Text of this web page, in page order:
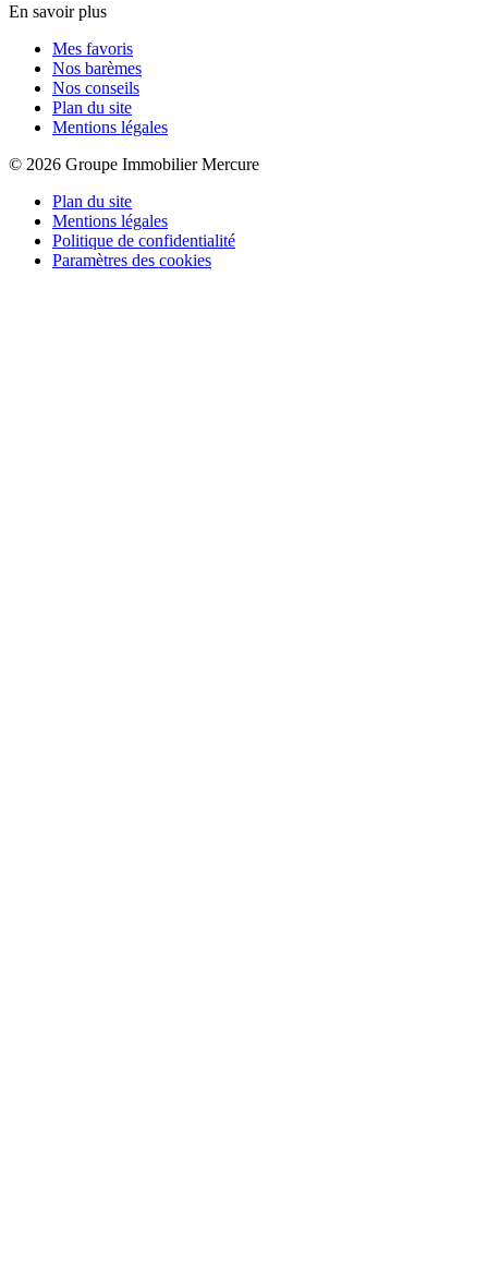
En savoir plus
Mes favoris
Nos barèmes
Nos conseils
Plan du site
Mentions légales
© 2026 Groupe Immobilier Mercure
Plan du site
Mentions légales
Politique de confidentialité
Paramètres des cookies